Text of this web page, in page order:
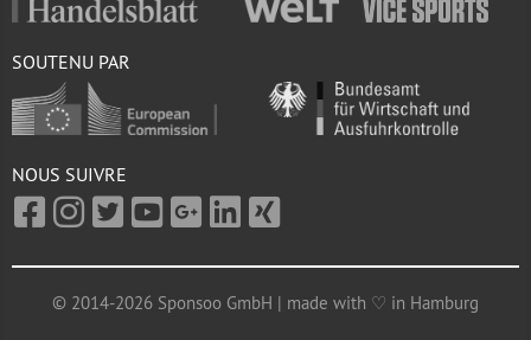
SOUTENU PAR
NOUS SUIVRE
© 2014-2026 Sponsoo GmbH | made with ♡ in Hamburg